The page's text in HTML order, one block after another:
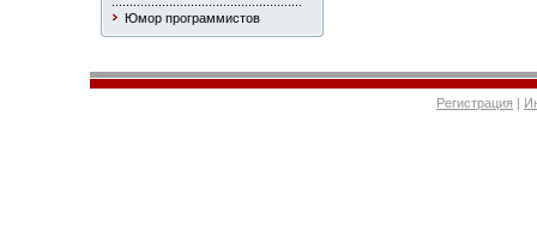
Юмор программистов
Регистрация |